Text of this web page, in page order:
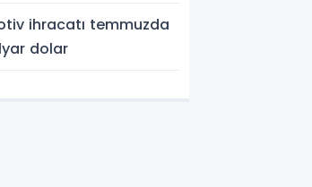
ihracatı temmuzda
dolar